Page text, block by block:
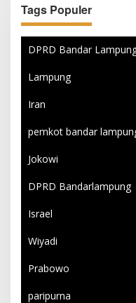
Tags Populer
DPRD Bandar
Lampung
Iran
pemkot bandar
Jokowi
DPRD Bandarlampung
Israel
Wiyadi
Prabowo
paripurna